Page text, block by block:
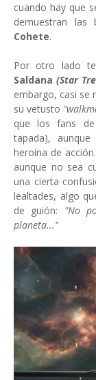
cuando hay que
demuestran
Cohete.
Por otro lado
Saldana (Star
embargo, casi se
su vetusto
que los fans
tapada),
heroína de
aunque no sea
una cierta
lealtades, algo
de guión: "No
planeta..."